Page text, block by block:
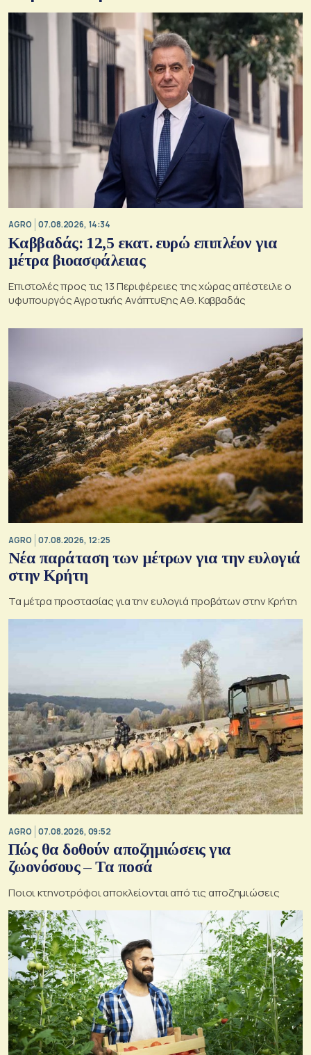
AGRO 07.08.2026, 14:34
Καββαδάς: 12,5 εκατ. ευρώ επιπλέον για
μέτρα βιοασφάλειας
Επιστολές προς τις 13 Περιφέρειες της χώρας απέστειλε ο
υφυπουργός Αγροτικής Ανάπτυξης Αθ. Καββαδάς
AGRO 07.08.2026, 12:25
Νέα παράταση των μέτρων για την ευλογιά
στην Κρήτη
Τα μέτρα προστασίας για την ευλογιά προβάτων στην Κρήτη
AGRO 07.08.2026, 09:52
Πώς θα δοθούν αποζημιώσεις για
ζωονόσους – Τα ποσά
Ποιοι κτηνοτρόφοι αποκλείονται από τις αποζημιώσεις